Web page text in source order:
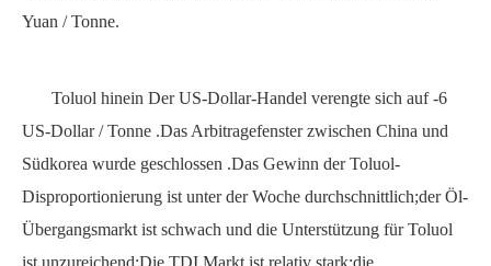
Yuan / Tonne.
Toluol hinein Der US-Dollar-Handel verengte sich auf-6
US-Dollar /Tonne .Das Arbitragefenster zwischen China und
Südkorea wurde geschlossen .Das Gewinn der Toluol-
Disproportionierung ist unter der Woche durchschnittlich;der Öl-
Übergangsmarkt ist schwach und die Unterstützung für Toluol